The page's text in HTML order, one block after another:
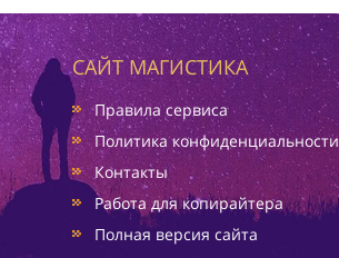
САЙТ МАГИСТИКА
Правила сервиса
Политика конфиденциальности
Контакты
Работа для копирайтера
Полная версия сайта